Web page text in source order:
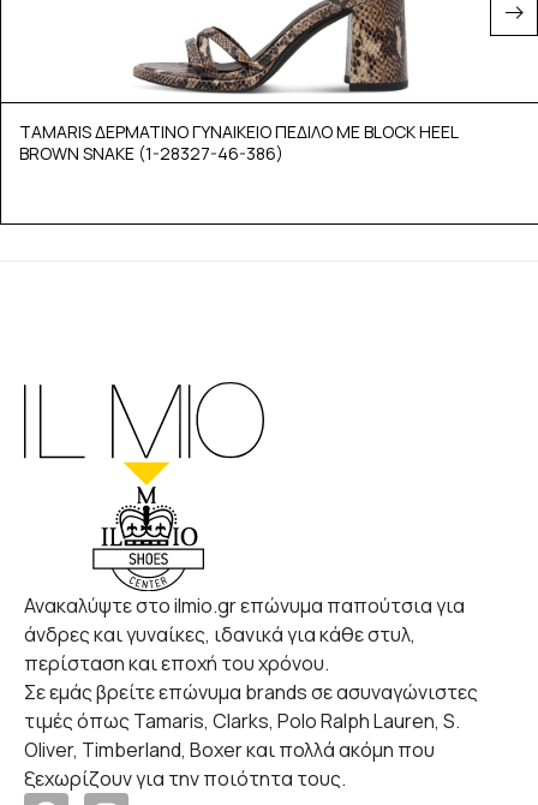
TAMARIS ΔΕΡΜΑΤΙΝΟ ΓΥΝΑΙΚΕΙΟ ΠΕΔΙΛΟ ΜΕ BLOCK HEEL
BROWN SNAKE (1-28327-46-386)
Ανακαλύψτε στο ilmio.gr επώνυμα παπούτσια για
άνδρες και γυναίκες, ιδανικά για κάθε στυλ,
περίσταση και εποχή του χρόνου.
Σε εμάς βρείτε επώνυμα brands σε ασυναγώνιστες
τιμές όπως Tamaris, Clarks, Polo Ralph Lauren, S.
Oliver, Timberland, Boxer και πολλά ακόμη που
ξεχωρίζουν για την ποιότητα τους.